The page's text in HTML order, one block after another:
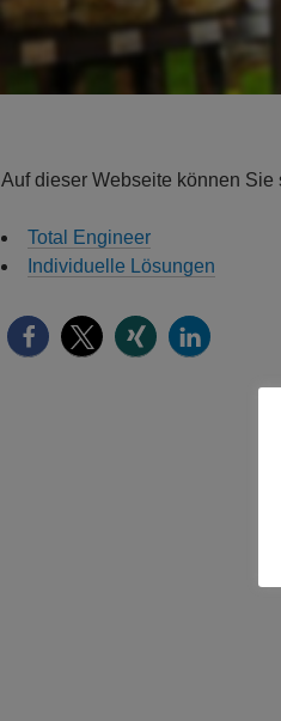
Auf dieser Webseite können
Total Engineer
Individuelle Lösungen